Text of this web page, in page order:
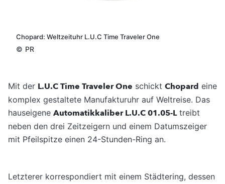
Chopard: Weltzeituhr L.U.C Time Traveler One
© PR
Mit der L.U.C Time Traveler One schickt Chopard eine
komplex gestaltete Manufakturuhr auf Weltreise. Das
hauseigene Automatikkaliber L.U.C 01.05-Ltreibt
neben den drei Zeitzeigern und einem Datumszeiger
mit Pfeilspitze einen 24-Stunden-Ring an.
Letzterer korrespondiert mit einem Städtering, dessen